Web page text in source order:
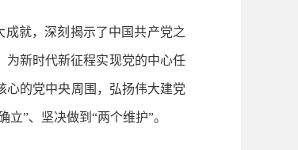
就，深刻揭示了中国共产党之
为新时代新征程实现党的中心任
心的党中央周围，弘扬伟大建党
”、坚决做到“两个维护”。